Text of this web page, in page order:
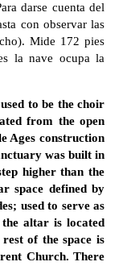
darse cuenta del
con observar las
Mide 172 pies
la nave ocupa la
to be the choir
from the open
Ages construction
was built in
higher than the
space defined by
used to serve as
altar is located
of the space is
Church. There